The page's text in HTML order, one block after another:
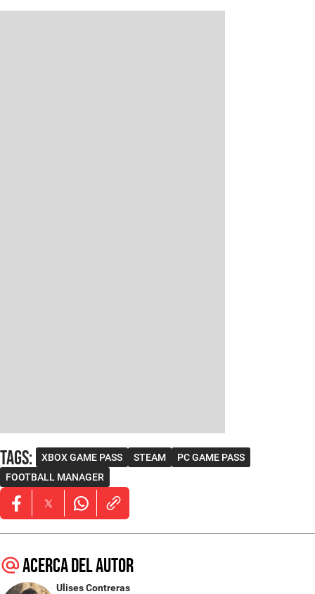
Tags: XBOX GAME PASS STEAM
PC GAME PASS
FOOTBALL MANAGER
Opens in new window
Opens in new window
Opens in new window
Acerca del autor
Ulises Contreras